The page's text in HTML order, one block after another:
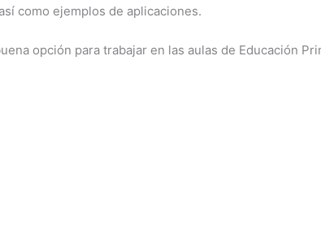
como ejemplos de aplicaciones.
opción para trabajar en las aulas de Educación